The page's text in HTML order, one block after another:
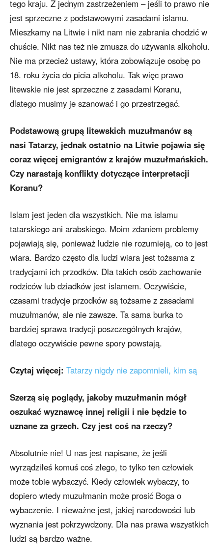
tego kraju. Z jednym zastrzeżeniem – jeśli to prawo nie
jest sprzeczne z podstawowymi zasadami islamu.
Mieszkamy na Litwie i nikt nam nie zabrania chodzić w
chuście. Nikt nas też nie zmusza do używania alkoholu.
Nie ma przecież ustawy, która zobowiązuje osobę po
18. roku życia do picia alkoholu. Tak więc prawo
litewskie nie jest sprzeczne z zasadami Koranu,
dlatego musimy je szanować i go przestrzegać.
Podstawową grupą litewskich muzułmanów są
nasi Tatarzy, jednak ostatnio na Litwie pojawia się
coraz więcej emigrantów z krajów muzułmańskich.
Czy narastają konflikty dotyczące interpretacji
Koranu?
Islam jest jeden dla wszystkich. Nie ma islamu
tatarskiego ani arabskiego. Moim zdaniem problemy
pojawiają się, ponieważ ludzie nie rozumieją, co to jest
wiara. Bardzo często dla ludzi wiara jest tożsama z
tradycjami ich przodków. Dla takich osób zachowanie
rodziców lub dziadków jest islamem. Oczywiście,
czasami tradycje przodków są tożsame z zasadami
muzułmanów, ale nie zawsze. Ta sama burka to
bardziej sprawa tradycji poszczególnych krajów,
dlatego oczywiście pewne spory powstają.
Czytaj więcej: Tatarzy nigdy nie zapomnieli, kim są
Szerzą się poglądy, jakoby muzułmanin mógł
oszukać wyznawcę innej religii i nie będzie to
uznane za grzech. Czy jest coś na rzeczy?
Absolutnie nie! U nas jest napisane, że jeśli
wyrządziłeś komuś coś złego, to tylko ten człowiek
może tobie wybaczyć. Kiedy człowiek wybaczy, to
dopiero wtedy muzułmanin może prosić Boga o
wybaczenie. I nieważne jest, jakiej narodowości lub
wyznania jest pokrzywdzony. Dla nas prawa wszystkich
ludzi są bardzo ważne.